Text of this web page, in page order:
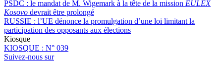
PSDC : le mandat de M. Wigemark à la tête de la mission EULEX
Kosovo devrait être prolongé
RUSSIE : l’UE dénonce la promulgation d’une loi limitant la
participation des opposants aux élections
Kiosque
KIOSQUE : N° 039
Suivez-nous sur